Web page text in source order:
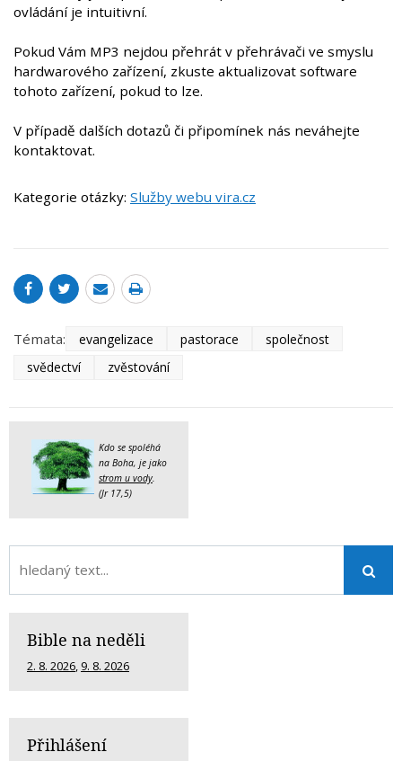
ovládání je intuitivní.
Pokud Vám MP3 nejdou přehrát v přehrávači ve smyslu
hardwarového zařízení, zkuste aktualizovat software
tohoto zařízení, pokud to lze.
V případě dalších dotazů či připomínek nás neváhejte
kontaktovat.
Kategorie otázky: Služby webu vira.cz
Témata: evangelizace pastorace
společnost
svědectví
zvěstování
Kdo se spoléhá
na Boha, je jako
strom u vody.
(Jr 17,5)
Bible na neděli
2. 8. 2026, 9. 8. 2026
Přihlášení